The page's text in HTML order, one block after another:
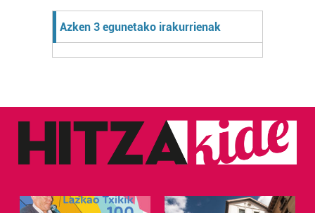
Azken 3 egunetako irakurrienak